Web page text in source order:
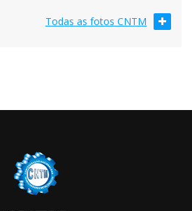
Todas as fotos CNTM